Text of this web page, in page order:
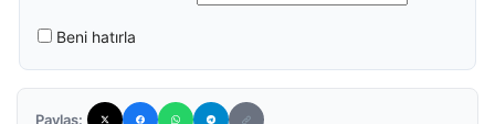
Beni hatırla
Paylaş: